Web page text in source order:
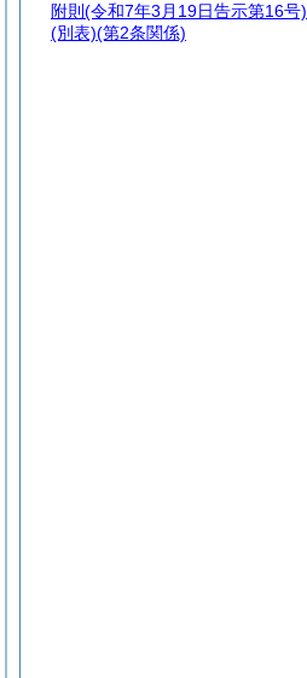
附則 (令和7年3月19日告示第16号)
(別表)(第2条関係)